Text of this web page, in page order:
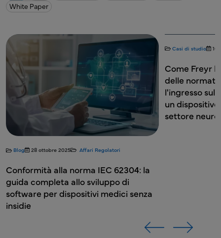
White Paper
Blog 28 ottobre 2025 Affari Regolatori
Conformità alla norma IEC 62304: la
guida completa allo sviluppo di
software per dispositivi medici senza
insidie
Casi di studio 16
Come Freyr
delle
l'ingresso sul
un
settore